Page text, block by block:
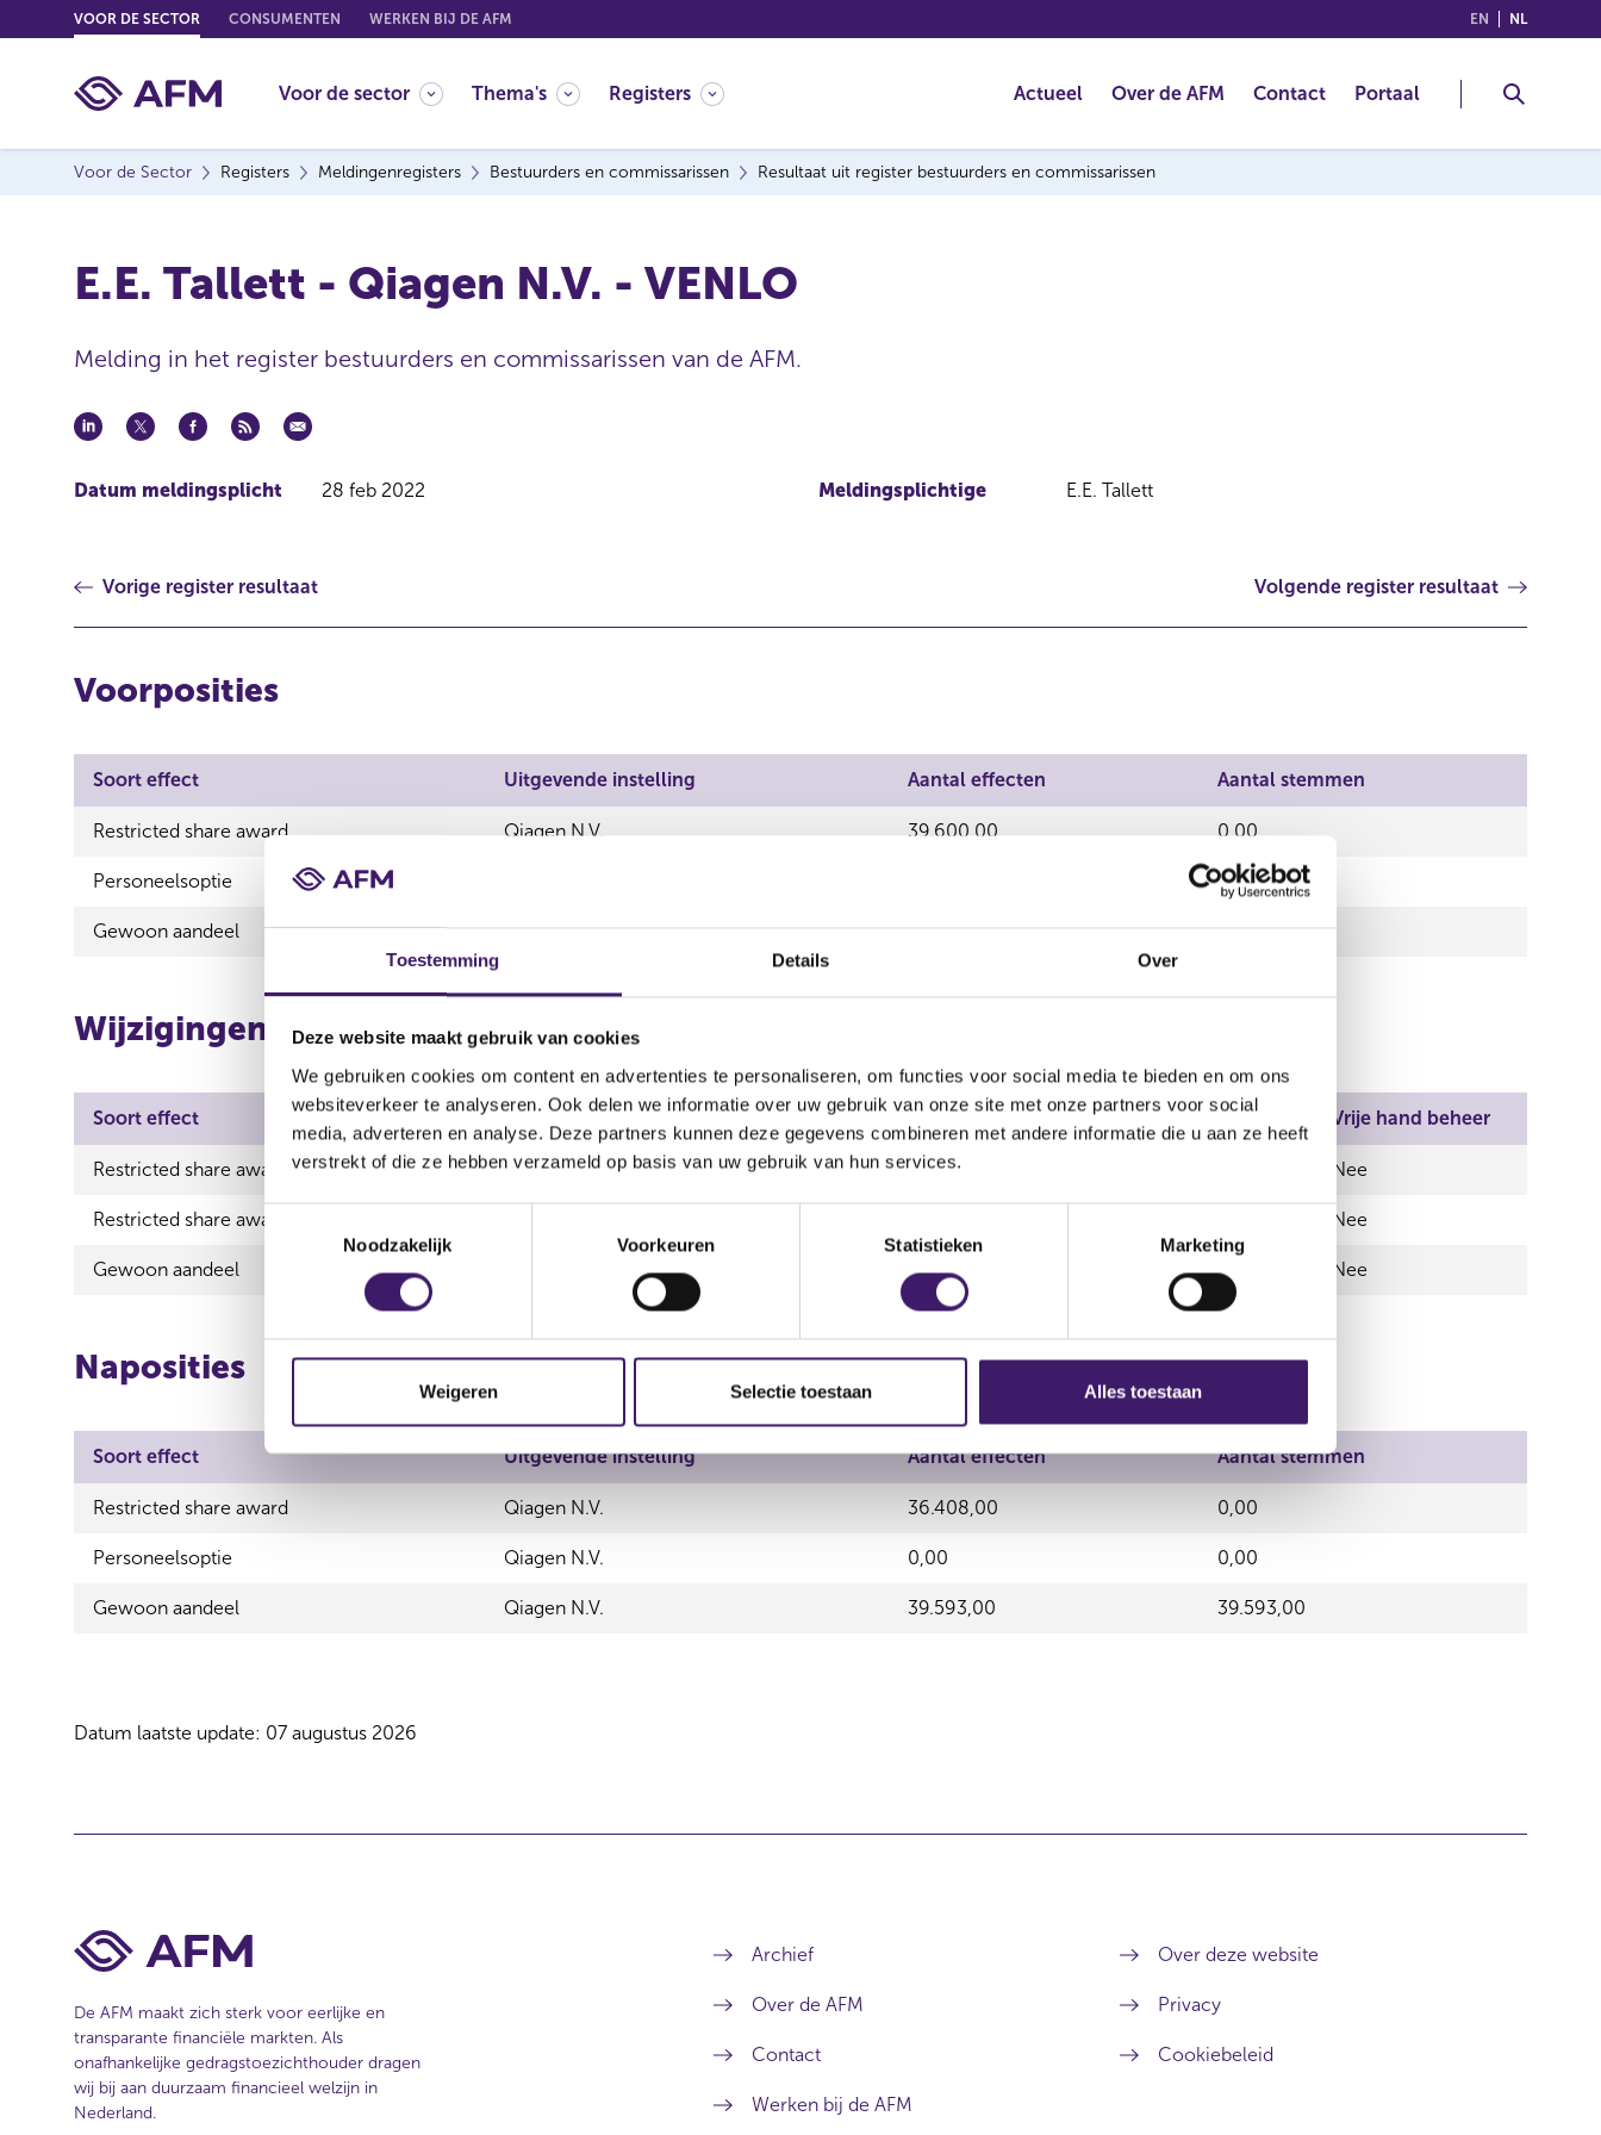
Toestemming Details Over
Deze website maakt gebruik van cookies
We gebruiken cookies om content en advertenties te personaliseren, om functies voor social media te bieden en om ons
websiteverkeer te analyseren. Ook delen we informatie over uw gebruik van onze site met onze partners voor social
media, adverteren en analyse. Deze partners kunnen deze gegevens combineren met andere informatie die u aan ze heeft
verstrekt of die ze hebben verzameld op basis van uw gebruik van hun services.
T
i
g
i
Noodzakelijk Voorkeuren Statistieken Marketing
Weigeren Selectie toestaan Alles toestaan
o
o
EN (ENGLISH)
NL
VOOR DE SECTOR CONSUMENTEN WERKEN BIJ DE AFM
Voor de sector Thema's Registers Actueel Over de AFM Contact Portaal
Voor de Sector Registers Meldingenregisters Bestuurders en commissarissen Resultaat uit register bestuurders en commissarissen
E.E. Tallett - Qiagen N.V. - VENLO
Melding in het register bestuurders en commissarissen van de AFM.
Datum meldingsplicht 28 feb 2022 Meldingsplichtige E.E. Tallett
Vorige register resultaat Volgende register resultaat
Voorposities
Soort effect Uitgevende instelling Aantal effecten Aantal stemmen
Restricted share award Qiagen N.V. 39.600,00 0,00
Personeelsoptie 0,00
Gewoon aandeel Qiagen N.V. 34.089,00 34.089,00
Wijzigingen
Soort effect Uitgevende instelling Aantal effecten Valuta Waarde per aandeel Aantal stemmen Vrije hand beheer
Restricted share award Qiagen N.V. -10.172,00 USD 0,00 Nee
Restricted share award Nee
Gewoon aandeel Qiagen N.V. 5.504,00 0,00 5.504,00 Nee
Naposities
Soort effect Uitgevende instelling Aantal effecten Aantal stemmen
Restricted share award Qiagen N.V. 36.408,00 0,00
Personeelsoptie Qiagen N.V. 0,00 0,00
Gewoon aandeel Qiagen N.V. 39.593,00 39.593,00
Datum laatste update: 07 augustus 2026
Archief
Over de AFM
Contact
Werken bij de AFM
Over deze website
Privacy
Cookiebeleid
De AFM maakt zich sterk voor eerlijke en
transparante financiële markten. Als
onafhankelijke gedragstoezichthouder dragen
wij bij aan duurzaam financieel welzijn in
Nederland.